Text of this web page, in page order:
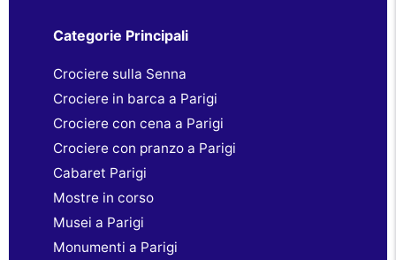
Categorie Principali
Crociere sulla Senna
Crociere in barca a Parigi
Crociere con cena a Parigi
Crociere con pranzo a Parigi
Cabaret Parigi
Mostre in corso
Musei a Parigi
Monumenti a Parigi